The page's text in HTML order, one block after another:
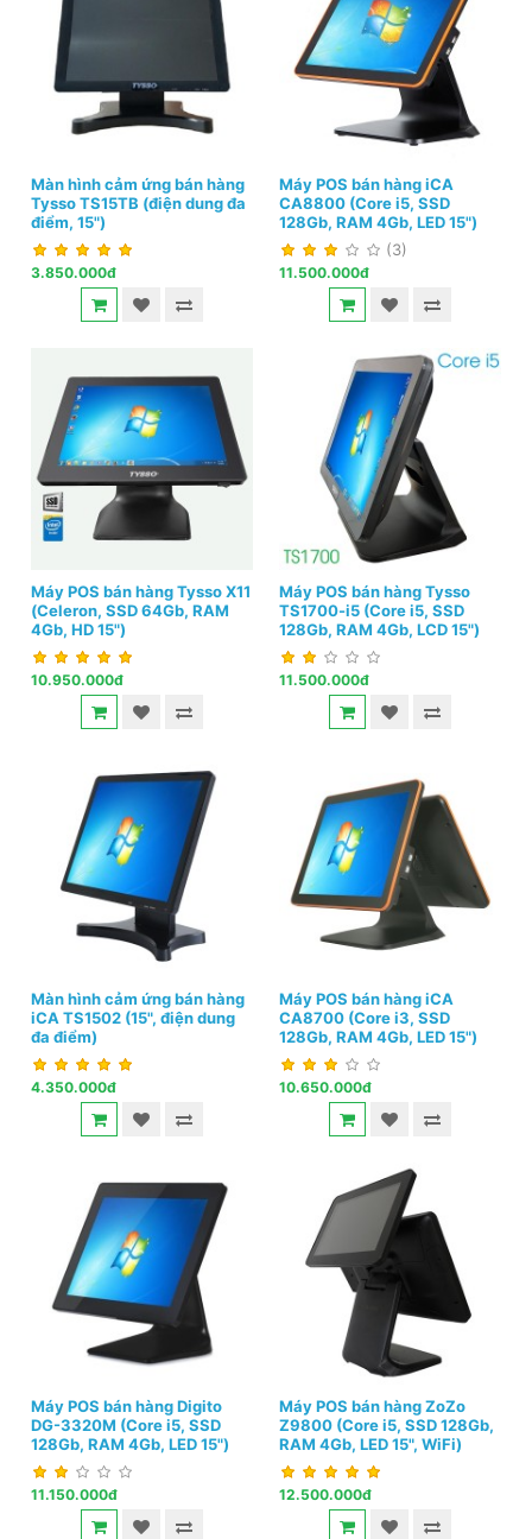
Màn hình cảm ứng bán hàng
Tysso TS15TB (điện dung đa
điểm, 15")
3.850.000đ
Máy POS bán hàng iCA
CA8800 (Core i5, SSD
128Gb, RAM 4Gb, LED 15")
(3)
11.500.000đ
Máy POS bán hàng Tysso X11
(Celeron, SSD 64Gb, RAM
4Gb, HD 15")
10.950.000đ
Máy POS bán hàng Tysso
TS1700-i5 (Core i5, SSD
128Gb, RAM 4Gb, LCD 15")
11.500.000đ
Màn hình cảm ứng bán hàng
iCA TS1502 (15", điện dung
đa điểm)
4.350.000đ
Máy POS bán hàng iCA
CA8700 (Core i3, SSD
128Gb, RAM 4Gb, LED 15")
10.650.000đ
Máy POS bán hàng Digito
DG-3320M (Core i5, SSD
128Gb, RAM 4Gb, LED 15")
11.150.000đ
Máy POS bán hàng ZoZo
Z9800 (Core i5, SSD 128Gb,
RAM 4Gb, LED 15", WiFi)
12.500.000đ